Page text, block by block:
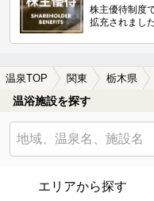
株主優待制度
拡充されまし
温泉TOP 関東 栃木県
温浴施設を探す
エリアから探す